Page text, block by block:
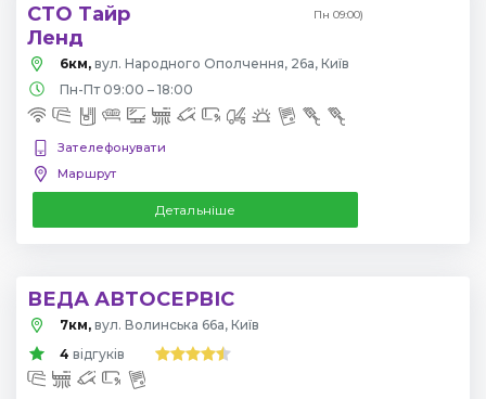
СТО Тайр
Ленд
Пн 09:00)
6км, вул. Народного Ополчення, 26а, Київ
Пн-Пт 09:00 – 18:00
Зателефонувати
Маршрут
Детальніше
ВЕДА АВТОСЕРВІС
7км, вул. Волинська 66а, Київ
4 відгуків